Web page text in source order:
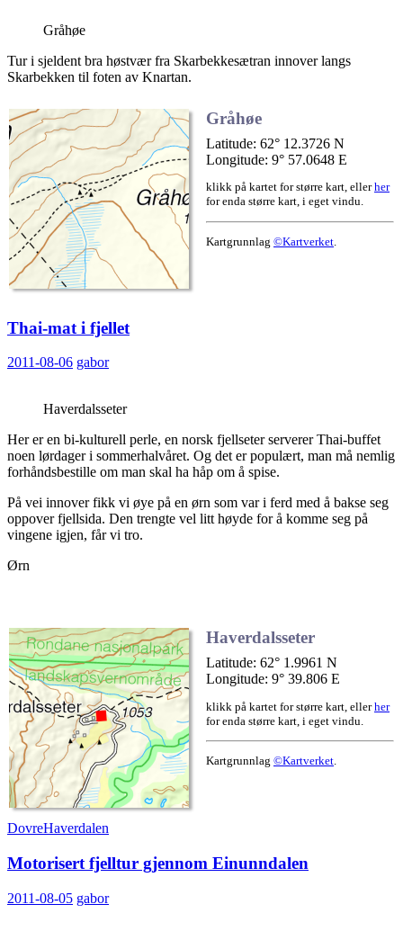
Gråhøe
Tur i sjeldent bra høstvær fra Skarbekkesætran innover langs
Skarbekken til foten av Knartan.
Gråhøe
Latitude: 62° 12.3726 N
Longitude: 9° 57.0648 E
klikk på kartet for større kart, ellerher
for enda større kart, i eget vindu.
Kartgrunnlag ©Kartverket
Thai-mat i fjellet
2011-08-06 gabor
Haverdalsseter
Her er en bi-kulturell perle, en norsk fjellseter serverer Thai-buffet
noen lørdager i sommerhalvåret. Og det er populært, man må nemlig
forhåndsbestille om man skal ha håp om å spise.
På vei innover fikk vi øye på en ørn som var i ferd med å bakse seg
oppover fjellsida. Den trengte vel litt høyde for å komme seg på
vingene igjen, får vi tro.
Ørn
Haverdalsseter
Latitude: 62° 1.9961 N
Longitude: 9° 39.806 E
klikk på kartet for større kart, ellerher
for enda større kart, i eget vindu.
Kartgrunnlag ©Kartverket.
DovreHaverdalen
Motorisert fjelltur gjennom Einunndalen
2011-08-05 gabor